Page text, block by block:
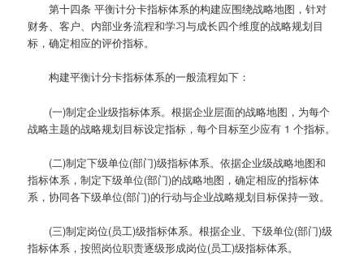
第十四条 平衡计分卡指标体系的构建应围绕战略地图，针对
财务、客户、内部业务流程和学习与成长四个维度的战略规划目
标，确定相应的评价指标。
构建平衡计分卡指标体系的一般流程如下：
(一)制定企业级指标体系。根据企业层面的战略地图，为每个
战略主题的战略规划目标设定指标，每个目标至少应有 1 个指标。
(二)制定下级单位(部门)级指标体系。依据企业级战略地图和
指标体系，制定下级单位(部门)的战略地图，确定相应的指标体
系，协同各下级单位(部门)的行动与企业战略规划目标保持一致。
(三)制定岗位(员工)级指标体系。根据企业、下级单位(部门)级
指标体系，按照岗位职责逐级形成岗位(员工)级指标体系。